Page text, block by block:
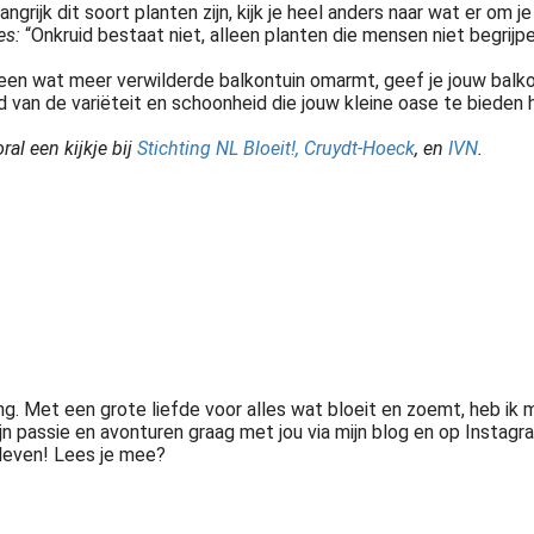
dit soort planten zijn, kijk je heel anders naar wat er om
“Onkruid bestaat niet, alleen planten die mensen niet
wat meer verwilderde balkontuin omarmt, geef je jouw
de variëteit en schoonheid die jouw kleine oase te
een kijkje bij Stichting NL Bloeit!, Cruydt-Hoeck, en IVN.
Met een grote liefde voor alles wat bloeit en zoemt, heb
en avonturen graag met jou via mijn blog en op
Lees je mee?